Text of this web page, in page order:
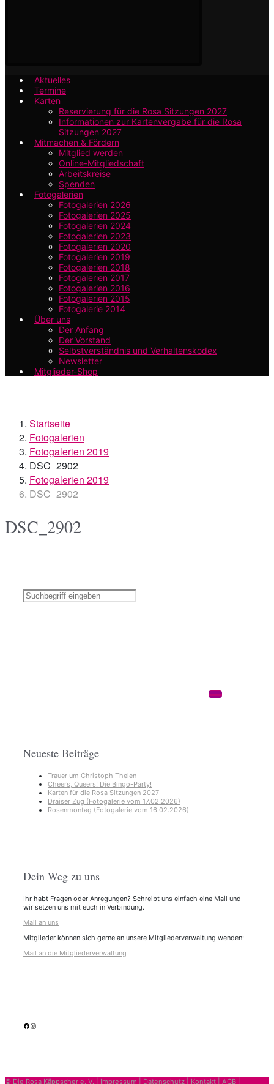
Aktuelles
Termine
Karten
Reservierung für die Rosa Sitzungen 2027
Informationen zur Kartenvergabe für die Rosa
Sitzungen 2027
Mitmachen & Fördern
Mitglied werden
Online-Mitgliedschaft
Arbeitskreise
Spenden
Fotogalerien
Fotogalerien 2026
Fotogalerien 2025
Fotogalerien 2024
Fotogalerien 2023
Fotogalerien 2020
Fotogalerien 2019
Fotogalerien 2018
Fotogalerien 2017
Fotogalerien 2016
Fotogalerien 2015
Fotogalerie 2014
Über uns
Der Anfang
Der Vorstand
Selbstverständnis und Verhaltenskodex
Newsletter
Mitglieder-Shop
Startseite
Fotogalerien
Fotogalerien 2019
DSC_2902
Fotogalerien 2019
DSC_2902
DSC_2902
Neueste Beiträge
Trauer um Christoph Thelen
Cheers, Queers! Die Bingo-Party!
Karten für die Rosa Sitzungen 2027
Draiser Zug (Fotogalerie vom 17.02.2026)
Rosenmontag (Fotogalerie vom 16.02.2026)
Dein Weg zu uns
Ihr habt Fragen oder Anregungen? Schreibt uns einfach eine Mail und
wir setzen uns mit euch in Verbindung.
Mail an uns
Mitglieder können sich gerne an unsere Mitgliederverwaltung wenden:
Mail an die Mitgliederverwaltung
facebook
Instagram
© Die Rosa Käppscher e. V. | Impressum Datenschutz Kontakt AGB